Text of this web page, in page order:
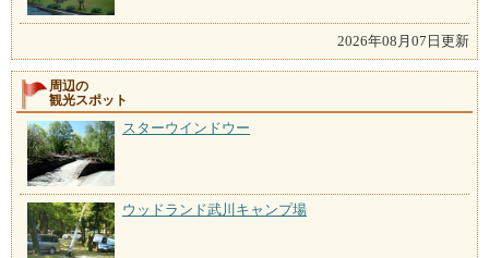
2026年08月07日更新
周辺の
観光スポット
スターウインドウー
ウッドランド武川キャンプ場